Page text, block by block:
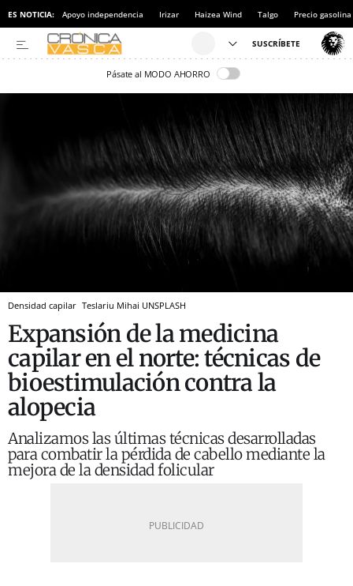
ES NOTICIA: Apoyo independencia Irizar Haizea Wind Talgo Precio gasolina
Pásate al MODO AHORRO
Densidad capilar Teslariu Mihai UNSPLASH
Expansión de la medicina
capilar en el norte: técnicas de
bioestimulación contra la
alopecia
Analizamos las últimas técnicas desarrolladas
para combatir la pérdida de cabello mediante la
mejora de la densidad folicular